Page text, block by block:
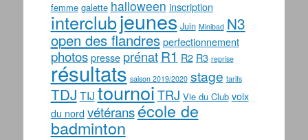
femme galette halloween inscription
interclubjeunes Juin Minibad N3
open des flandres perfectionnement
photos presse prénat R1 R2 R3 reprise
résultats saison 2019/2020 stage tarifs
TDJ TIJ tournoiTRJ Vie du Club voix
du nord vétéransécole de
badminton